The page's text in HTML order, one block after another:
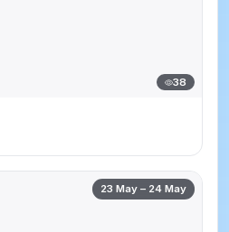
38
23 May – 24 May